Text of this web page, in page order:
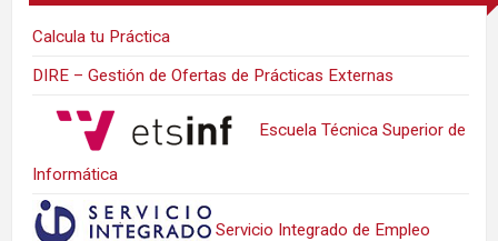
Calcula tu Práctica
DIRE – Gestión de Ofertas de Prácticas Externas
Escuela Técnica Superior de
Informática
Servicio Integrado de Empleo